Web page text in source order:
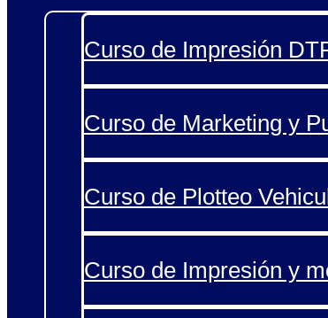
Curso de Impresión
Curso de Marketing y
Curso de Plotteo
Curso de Impresión y